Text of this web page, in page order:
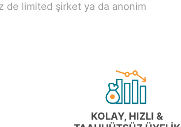
de limited şirket ya da anonim
KOLAY, HIZLI &